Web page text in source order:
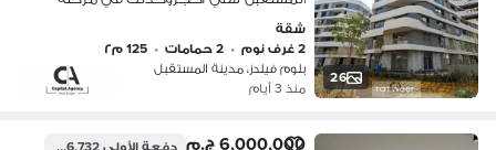
26
fields *
شقة
2 غرف نوم
• 2 حمامات • 125 م٢
بلوم فيلدز، مدينة المستقبل
منذ 3 أيام
6,000,000 ج.م دفعة الأولى936,732 ج.م